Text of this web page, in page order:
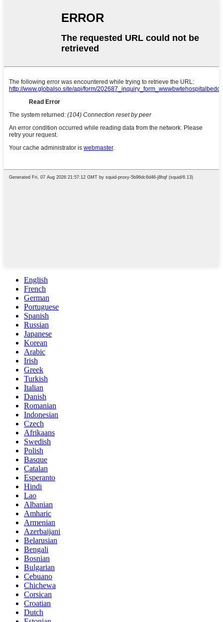
English
French
German
Portuguese
Spanish
Russian
Japanese
Korean
Arabic
Irish
Greek
Turkish
Italian
Danish
Romanian
Indonesian
Czech
Afrikaans
Swedish
Polish
Basque
Catalan
Esperanto
Hindi
Lao
Albanian
Amharic
Armenian
Azerbaijani
Belarusian
Bengali
Bosnian
Bulgarian
Cebuano
Chichewa
Corsican
Croatian
Dutch